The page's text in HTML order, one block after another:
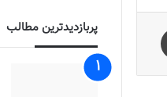
پربازدیدترین مطالب